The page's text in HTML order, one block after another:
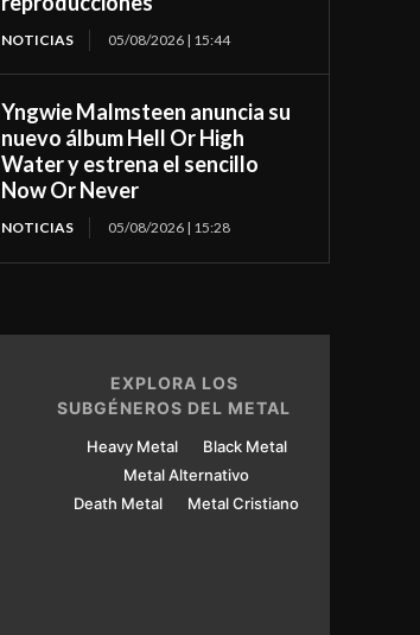
NOTICIAS 05/08/2026 | 15:44
Yngwie Malmsteen anuncia su
nuevo álbum Hell Or High
Water y estrena el sencillo
Now Or Never
NOTICIAS 05/08/2026 | 15:28
EXPLORA LOS
SUBGÉNEROS DEL METAL
Heavy Metal
Black Metal
Metal Alternativo
Death Metal
Metal Cristiano